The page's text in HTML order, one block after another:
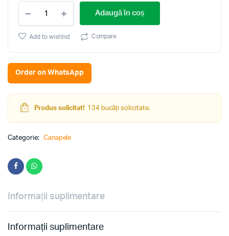
VIK-
5
OM26
Adaugă în coș
Add to wishlist Compare
Order on WhatsApp
Produs solicitat! 134 bucăți solicitate.
Categorie: Canapele
Informații suplimentare
Informații suplimentare